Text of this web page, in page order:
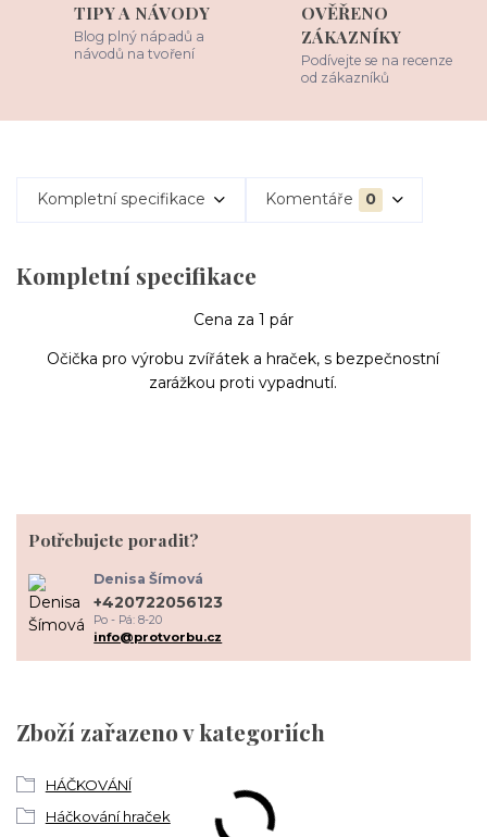
TIPY A NÁVODY
Blog plný nápadů a
návodů na tvoření
OVĚŘENO
ZÁKAZNÍKY
Podívejte se na recenze
od zákazníků
Kompletní specifikace Komentáře 0
Kompletní specifikace
Cena za 1 pár
Očička pro výrobu zvířátek a hraček, s bezpečnostní
zarážkou proti vypadnutí.
Zboží zařazeno v kategoriích
HÁČKOVÁNÍ
Háčkování hraček
Potřebujete poradit?
Denisa Šímová
+420722056123
Po - Pá: 8-20
info@protvorbu.cz